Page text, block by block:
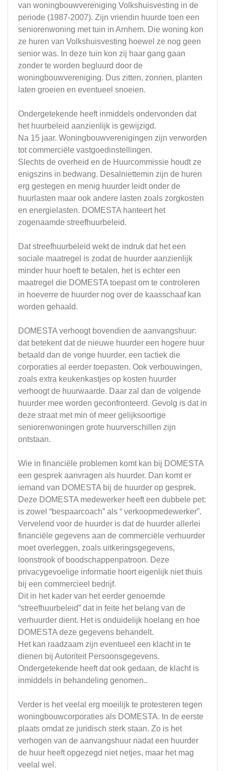
van woningbouwvereniging Volkshuisvesting in de
periode (1987-2007). Zijn vriendin huurde toen een
seniorenwoning met tuin in Arnhem. Die woning kon
ze huren van Volkshuisvesting hoewel ze nog geen
senior was. In deze tuin kon zij haar gang gaan
zonder te worden begluurd door de
woningbouwvereniging. Dus zitten, zonnen, planten
laten groeien en eventueel snoeien.
Ondergetekende heeft inmiddels ondervonden dat
het huurbeleid aanzienlijk is gewijzigd.
Na 15 jaar. Woningbouwverenigingen zijn verworden
tot commerciële vastgoedinstellingen.
Slechts de overheid en de Huurcommissie houdt ze
enigszins in bedwang. Desalniettemin zijn de huren
erg gestegen en menig huurder leidt onder de
huurlasten maar ook andere lasten zoals zorgkosten
en energielasten. DOMESTA hanteert het
zogenaamde streefhuurbeleid.
Dat streefhuurbeleid wekt de indruk dat het een
sociale maatregel is zodat de huurder aanzienlijk
minder huur hoeft te betalen, het is echter een
maatregel die DOMESTA toepast om te controleren
in hoeverre de huurder nog over de kaasschaaf kan
worden gehaald.
DOMESTA verhoogt bovendien de aanvangshuur:
dat betekent dat de nieuwe huurder een hogere huur
betaald dan de vorige huurder, een tactiek die
corporaties al eerder toepasten. Ook verbouwingen,
zoals extra keukenkastjes op kosten huurder
verhoogt de huurwaarde. Daar zal dan de volgende
huurder mee worden geconfronteerd. Gevolg is dat in
deze straat met min of meer gelijksoortige
seniorenwoningen grote huurverschillen zijn
ontstaan.
Wie in financiële problemen komt kan bij DOMESTA
een gesprek aanvragen als huurder. Dan komt er
iemand van DOMESTA bij de huurder op gesprek.
Deze DOMESTA medewerker heeft een dubbele pet:
is zowel “bespaarcoach” als “ verkoopmedewerker”.
Vervelend voor de huurder is dat de huurder allerlei
financiële gegevens aan de commerciële verhuurder
moet overleggen, zoals uitkeringsgegevens,
loonstrook of boodschappenpatroon. Deze
privacygevoelige informatie hoort eigenlijk niet thuis
bij een commercieel bedrijf.
Dit in het kader van het eerder genoemde
“streefhuurbeleid” dat in feite het belang van de
verhuurder dient. Het is onduidelijk hoelang en hoe
DOMESTA deze gegevens behandelt.
Het kan raadzaam zijn eventueel een klacht in te
dienen bij Autoriteit Persoonsgegevens.
Ondergetekende heeft dat ook gedaan, de klacht is
inmiddels in behandeling genomen..
Verder is het veelal erg moeilijk te protesteren tegen
woningbouwcorporaties als DOMESTA. In de eerste
plaats omdat ze juridisch sterk staan. Zo is het
verhogen van de aanvangshuur nadat een huurder
de huur heeft opgezegd niet netjes, maar het mag
veelal wel.